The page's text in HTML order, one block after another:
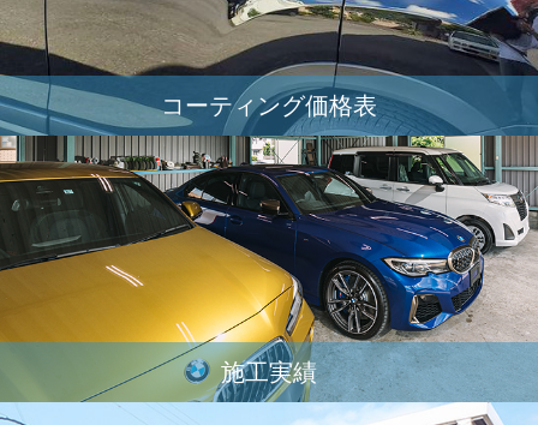
コーティング価格表
施工実績